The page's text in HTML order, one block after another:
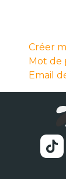
Créer
Mot de
Email